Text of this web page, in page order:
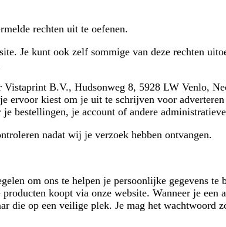
rechten uit te oefenen.
Je kunt ook zelf sommige van deze rechten
B.V., Hudsonweg 8, 5928 LW Venlo,
ervoor kiest om je uit te schrijven voor
bestellingen, je account of andere
nadat wij je verzoek hebben ontvangen.
om ons te helpen je persoonlijke gegevens
koopt via onze website. Wanneer je
die op een veilige plek. Je mag het wachtwoord